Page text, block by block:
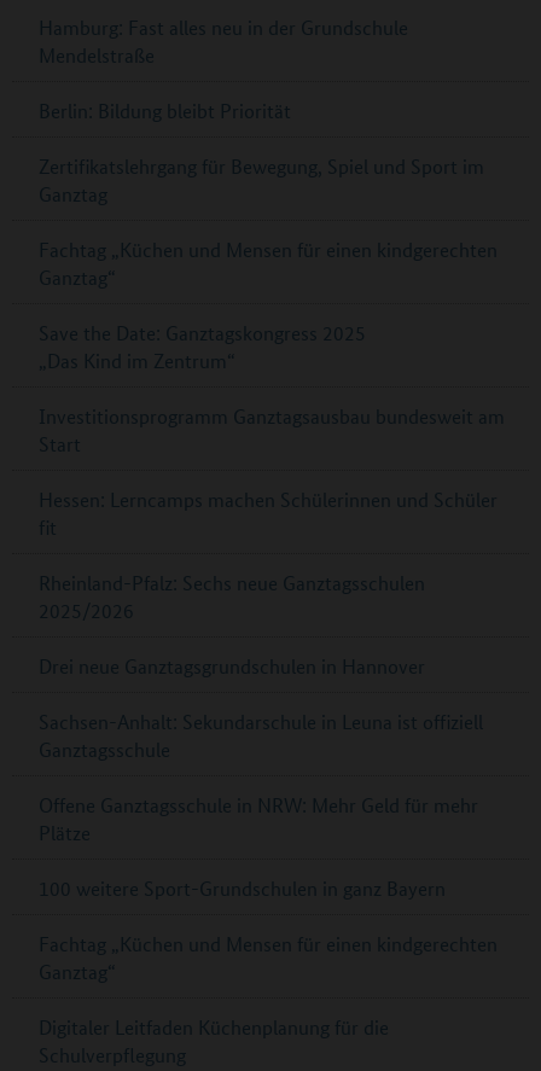
Hamburg: Fast alles neu in der Grundschule
Mendelstraße
Berlin: Bildung bleibt Priorität
Zertifikatslehrgang für Bewegung, Spiel und Sport im
Ganztag
Fachtag „Küchen und Mensen für einen kindgerechten
Ganztag“
Save the Date: Ganztagskongress 2025
„Das Kind im Zentrum“
Investitionsprogramm Ganztagsausbau bundesweit am
Start
Hessen: Lerncamps machen Schülerinnen und Schüler
fit
Rheinland-Pfalz: Sechs neue Ganztagsschulen
2025/2026
Drei neue Ganztagsgrundschulen in Hannover
Sachsen-Anhalt: Sekundarschule in Leuna ist offiziell
Ganztagsschule
Offene Ganztagsschule in NRW: Mehr Geld für mehr
Plätze
100 weitere Sport-Grundschulen in ganz Bayern
Fachtag „Küchen und Mensen für einen kindgerechten
Ganztag“
Digitaler Leitfaden Küchenplanung für die
Schulverpflegung